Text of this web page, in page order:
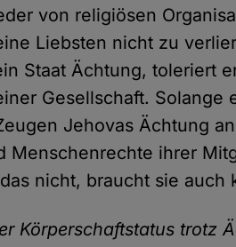
von religiösen
Liebsten nicht zu
Staat Ächtung, toleriert
Gesellschaft. Solange
Jehovas Ächtung
Menschenrechte ihrer
nicht, braucht sie auch
Körperschaftstatus trotz